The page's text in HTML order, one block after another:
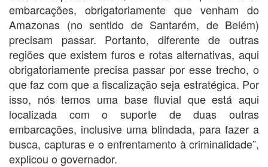
embarcações, obrigatoriamente que venham do
Amazonas (no sentido de Santarém, de Belém)
precisam passar. Portanto, diferente de outras
regiões que existem furos e rotas alternativas, aqui
obrigatoriamente precisa passar por esse trecho, o
que faz com que a fiscalização seja estratégica. Por
isso, nós temos uma base fluvial que está aqui
localizada com o suporte de duas outras
embarcações, inclusive uma blindada, para fazer a
busca, capturas e o enfrentamento à criminalidade”,
explicou o governador.